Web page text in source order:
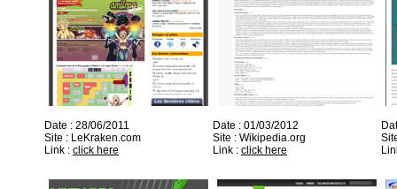
Date : 28/06/2011
Site : LeKraken.com
Link : click here
Date : 01/03/2012
Site : Wikipedia.org
Link : click here